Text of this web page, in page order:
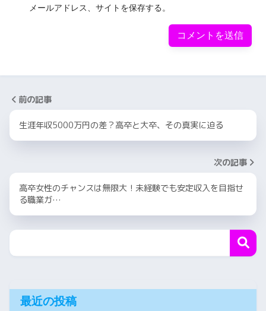
メールアドレス、サイトを保存する。
前の記事
生涯年収5000万円の差？高卒と大卒、その真実に迫る
次の記事
高卒女性のチャンスは無限大！未経験でも安定収入を目指せ
る職業ガ…
最近の投稿